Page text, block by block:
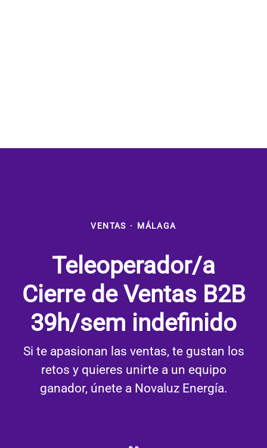
VENTAS · MÁLAGA
Teleoperador/a
Cierre de Ventas B2B
39h/sem indefinido
Si te apasionan las ventas, te gustan los
retos y quieres unirte a un equipo
ganador, únete a Novaluz Energía.